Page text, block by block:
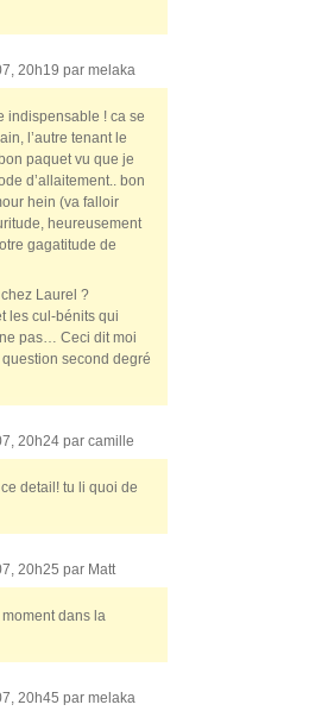
20h19 par melaka
indispensable ! ca se
l’autre tenant le
paquet vu que je
d’allaitement.. bon
hein (va falloir
heureusement
gagatitude de
Laurel ?
les cul-bénits qui
pas… Ceci dit moi
question second degré
20h24 par camille
detail! tu li quoi de
20h25 par Matt
moment dans la
20h45 par melaka